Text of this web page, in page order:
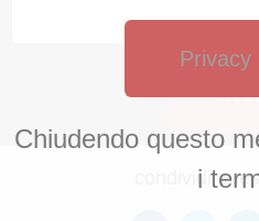
condividi
Privacy
Chiudendo questo
i